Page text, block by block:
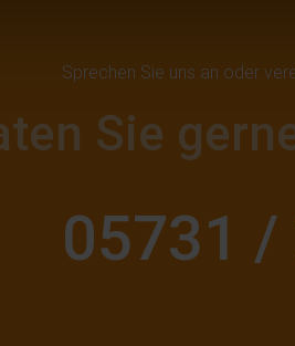
Sprechen Sie uns an oder
Sie
05731 /